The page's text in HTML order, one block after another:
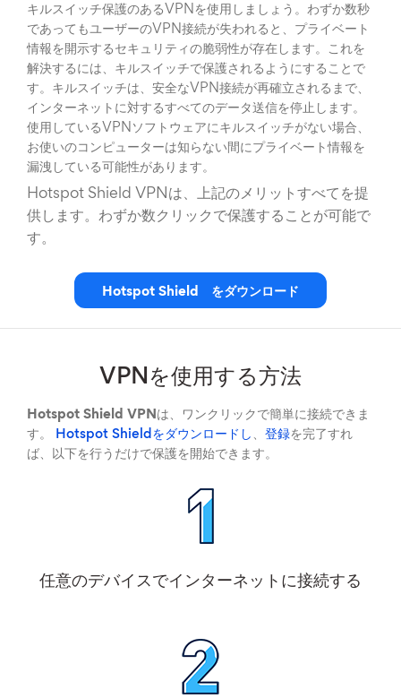
キルスイッチ保護のあるVPNを使用しましょう。わずか数秒
であってもユーザーのVPN接続が失われると、プライベート
情報を開示するセキュリティの脆弱性が存在します。これを
解決するには、キルスイッチで保護されるようにすることで
す。キルスイッチは、安全なVPN接続が再確立されるまで、
インターネットに対するすべてのデータ送信を停止します。
使用しているVPNソフトウェアにキルスイッチがない場合、
お使いのコンピューターは知らない間にプライベート情報を
漏洩している可能性があります。
Hotspot Shield VPNは、上記のメリットすべてを提
供します。わずか数クリックで保護することが可能で
す。
Hotspot Shield をダウンロード
VPNを使用する方法
Hotspot Shield VPN は、ワンクリックで簡単に接続できま
す。
Hotspot Shieldをダウンロードし 、 登録を完了すれ
ば、以下を行うだけで保護を開始できます。
任意のデバイスでインターネットに接続する